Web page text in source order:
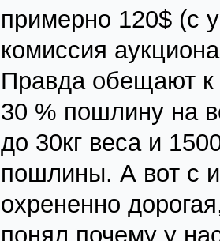
примерно 120$ (с
комиссия
Правда обещают к
30 % пошлину на
до 30кг веса и
пошлины. А вот с
охрененно
понял почему у